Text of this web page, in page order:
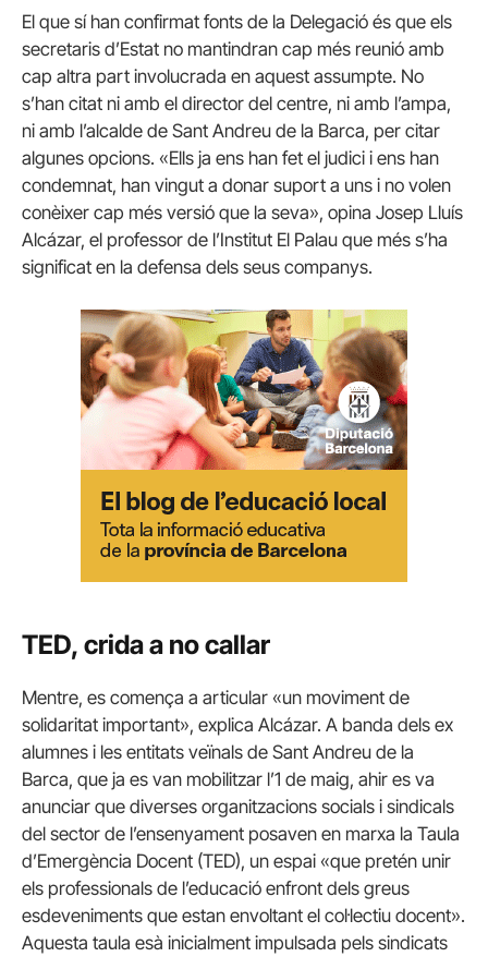
El que sí han confirmat fonts de la Delegació és que els
secretaris d’Estat no mantindran cap més reunió amb
cap altra part involucrada en aquest assumpte. No
s’han citat ni amb el director del centre, ni amb l’ampa,
ni amb l’alcalde de Sant Andreu de la Barca, per citar
algunes opcions. «Ells ja ens han fet el judici i ens han
condemnat, han vingut a donar suport a uns i no volen
conèixer cap més versió que la seva», opina Josep Lluís
Alcázar, el professor de l’Institut El Palau que més s’ha
significat en la defensa dels seus companys.
TED, crida a no callar
Mentre, es comença a articular «un moviment de
solidaritat important», explica Alcázar. A banda dels ex
alumnes i les entitats veïnals de Sant Andreu de la
Barca, que ja es van mobilitzar l’1 de maig, ahir es va
anunciar que diverses organitzacions socials i sindicals
del sector de l’ensenyament posaven en marxa la Taula
d’Emergència Docent (TED), un espai «que pretén unir
els professionals de l’educació enfront dels greus
esdeveniments que estan envoltant el col·lectiu docent».
Aquesta taula esà inicialment impulsada pels sindicats